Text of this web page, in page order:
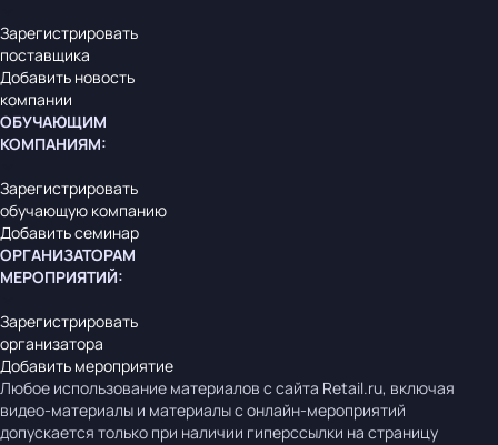
Зарегистрировать
поставщика
Добавить новость
компании
ОБУЧАЮЩИМ
КОМПАНИЯМ:
Зарегистрировать
обучающую компанию
Добавить семинар
ОРГАНИЗАТОРАМ
МЕРОПРИЯТИЙ:
Зарегистрировать
организатора
Добавить мероприятие
Любое использование материалов с сайта Retail.ru, включая
видео-материалы и материалы с онлайн-мероприятий
допускается только при наличии гиперссылки на страницу